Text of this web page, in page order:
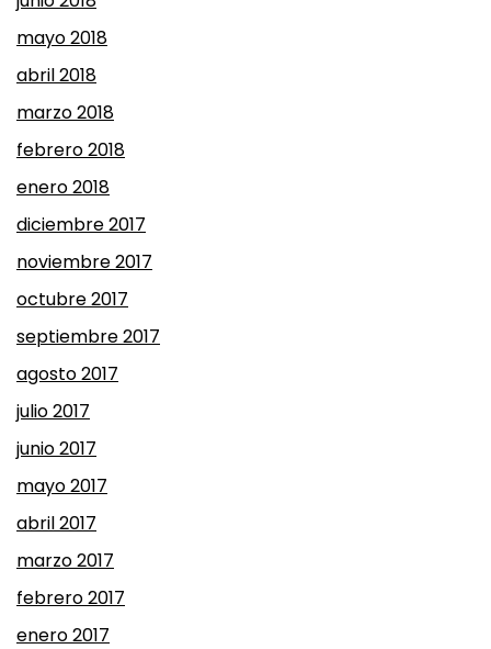
mayo 2018
abril 2018
marzo 2018
febrero 2018
enero 2018
diciembre 2017
noviembre 2017
octubre 2017
septiembre 2017
agosto 2017
julio 2017
junio 2017
mayo 2017
abril 2017
marzo 2017
febrero 2017
enero 2017